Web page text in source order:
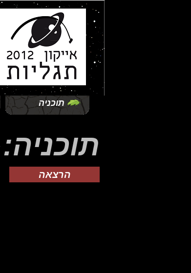
תוכניה
תוכניה:
הרצאה